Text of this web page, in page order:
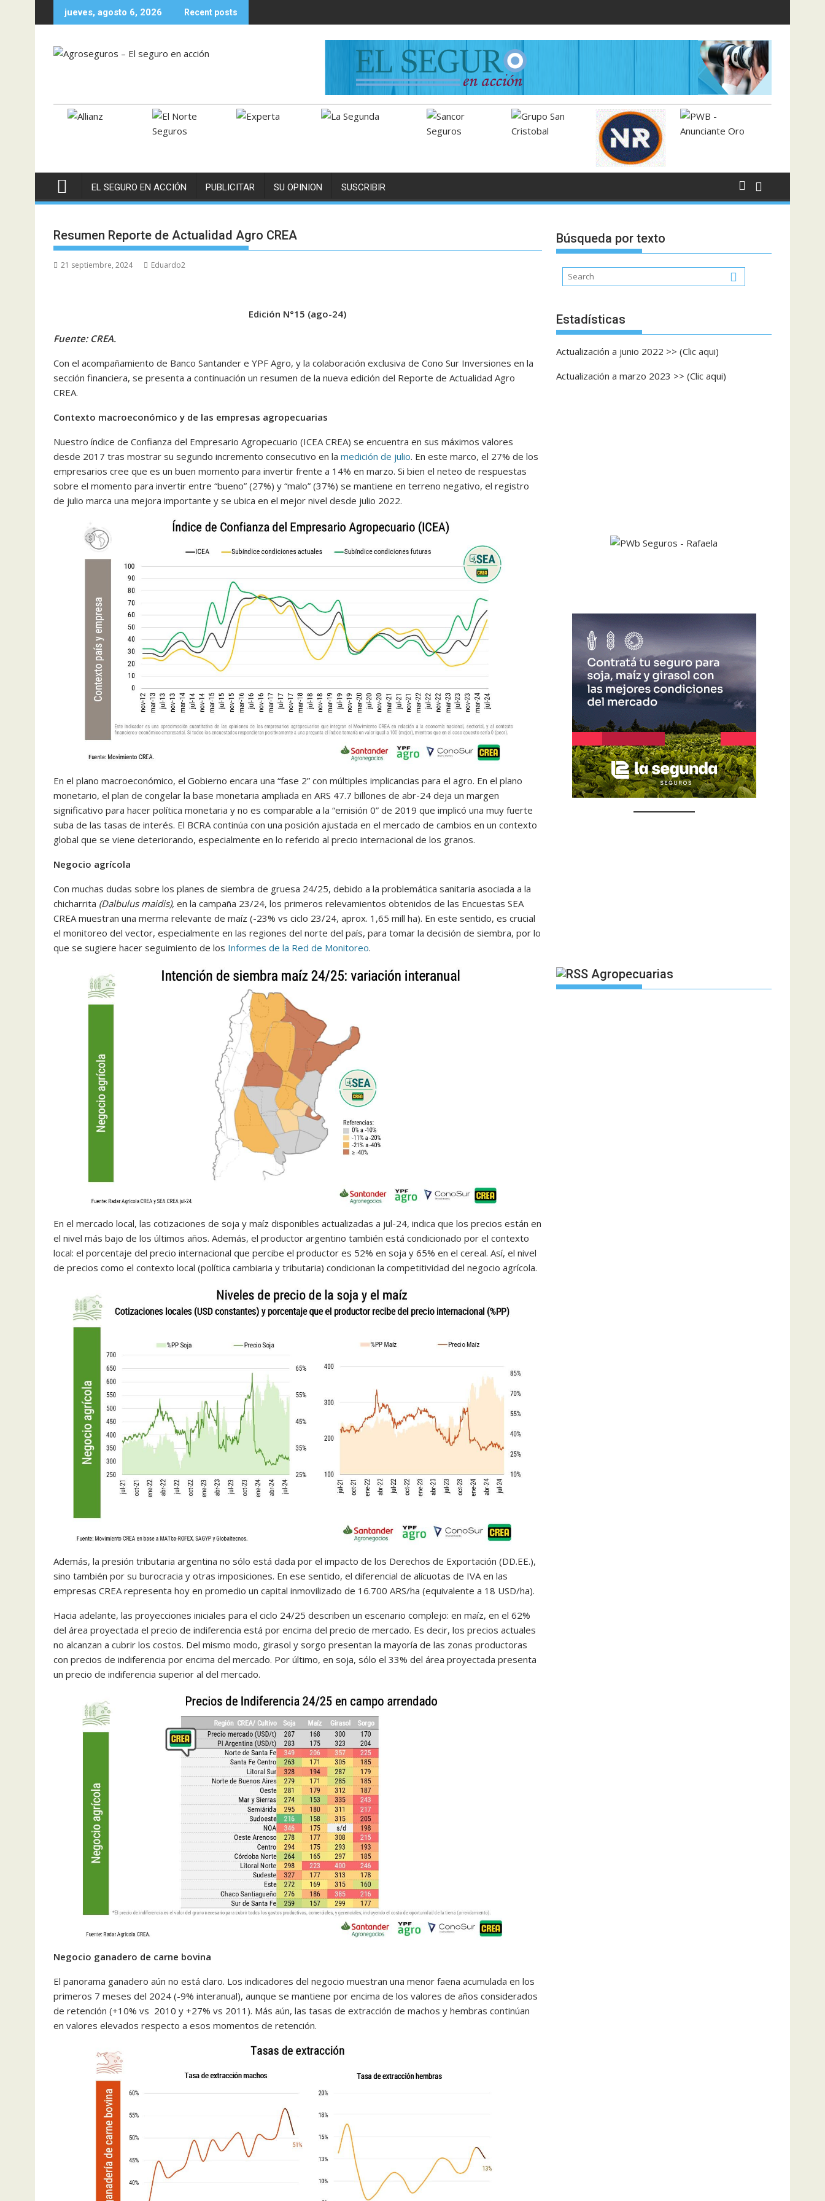
to
jueves, agosto 6, 2026 Recent posts
EL SEGURO EN ACCIÓN PUBLICITAR SU OPINION SUSCRIBIR
Resumen Reporte de Actualidad Agro CREA
21 septiembre, 2024 Eduardo2
Edición N°15 (ago-24)
Fuente: CREA.
Con el acompañamiento de Banco Santander e YPF Agro, y la colaboración exclusiva de Cono Sur Inversiones en la
sección financiera, se presenta a continuación un resumen de la nueva edición del Reporte de Actualidad Agro
CREA.
Contexto macroeconómico y de las empresas agropecuarias
Nuestro índice de Confianza del Empresario Agropecuario (ICEA CREA) se encuentra en sus máximos valores
desde 2017 tras mostrar su segundo incremento consecutivo en la medición de julio. En este marco, el 27% de los
empresarios cree que es un buen momento para invertir frente a 14% en marzo. Si bien el neteo de respuestas
sobre el momento para invertir entre “bueno” (27%) y “malo” (37%) se mantiene en terreno negativo, el registro
de julio marca una mejora importante y se ubica en el mejor nivel desde julio 2022.
En el plano macroeconómico, el Gobierno encara una “fase 2” con múltiples implicancias para el agro. En el plano
monetario, el plan de congelar la base monetaria ampliada en ARS 47.7 billones de abr-24 deja un margen
significativo para hacer política monetaria y no es comparable a la “emisión 0” de 2019 que implicó una muy fuerte
suba de las tasas de interés. El BCRA continúa con una posición ajustada en el mercado de cambios en un contexto
global que se viene deteriorando, especialmente en lo referido al precio internacional de los granos.
Negocio agrícola
Con muchas dudas sobre los planes de siembra de gruesa 24/25, debido a la problemática sanitaria asociada a la
chicharrita (Dalbulus maidis), en la campaña 23/24, los primeros relevamientos obtenidos de las Encuestas SEA
CREA muestran una merma relevante de maíz (-23% vs ciclo 23/24, aprox. 1,65 mill ha). En este sentido, es crucial
el monitoreo del vector, especialmente en las regiones del norte del país, para tomar la decisión de siembra, por lo
que se sugiere hacer seguimiento de los Informes de la Red de Monitoreo.
En el mercado local, las cotizaciones de soja y maíz disponibles actualizadas a jul-24, indica que los precios están en
el nivel más bajo de los últimos años. Además, el productor argentino también está condicionado por el contexto
local: el porcentaje del precio internacional que percibe el productor es 52% en soja y 65% en el cereal. Así, el nivel
de precios como el contexto local (política cambiaria y tributaria) condicionan la competitividad del negocio agrícola.
Además, la presión tributaria argentina no sólo está dada por el impacto de los Derechos de Exportación (DD.EE.),
sino también por su burocracia y otras imposiciones. En ese sentido, el diferencial de alícuotas de IVA en las
empresas CREA representa hoy en promedio un capital inmovilizado de 16.700 ARS/ha (equivalente a 18 USD/ha).
Hacia adelante, las proyecciones iniciales para el ciclo 24/25 describen un escenario complejo: en maíz, en el 62%
del área proyectada el precio de indiferencia está por encima del precio de mercado. Es decir, los precios actuales
no alcanzan a cubrir los costos. Del mismo modo, girasol y sorgo presentan la mayoría de las zonas productoras
con precios de indiferencia por encima del mercado. Por último, en soja, sólo el 33% del área proyectada presenta
un precio de indiferencia superior al del mercado.
Negocio ganadero de carne bovina
El panorama ganadero aún no está claro. Los indicadores del negocio muestran una menor faena acumulada en los
primeros 7 meses del 2024 (-9% interanual), aunque se mantiene por encima de los valores de años considerados
de retención (+10% vs 2010 y +27% vs 2011). Más aún, las tasas de extracción de machos y hembras continúan
en valores elevados respecto a esos momentos de retención.
Búsqueda por texto
Estadísticas
Actualización a junio 2022 >> (Clic aqui)
Actualización a marzo 2023 >> (Clic aqui)
Agropecuarias